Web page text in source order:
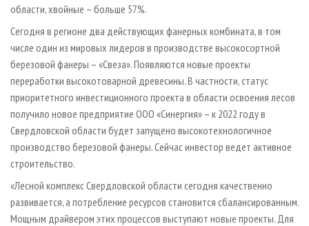
области, хвойные – больше 57%.
Сегодня в регионе два действующих фанерных комбината, в том
числе один из мировых лидеров в производстве высокосортной
березовой фанеры – «Свеза». Появляются новые проекты
переработки высокотоварной древесины. В частности, статус
приоритетного инвестиционного проекта в области освоения лесов
получило новое предприятие ООО «Синергия» – к 2022 году в
Свердловской области будет запущено высокотехнологичное
производство березовой фанеры. Сейчас инвестор ведет активное
строительство.
«Лесной комплекс Свердловской области сегодня качественно
развивается, а потребление ресурсов становится сбалансированным.
Мощным драйвером этих процессов выступают новые проекты. Для